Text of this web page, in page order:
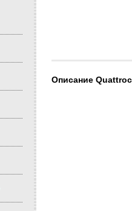
Описание